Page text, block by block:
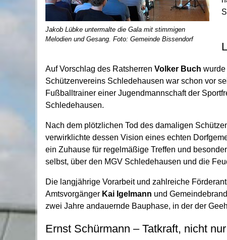
Jakob Lübke untermalte die Gala mit stimmigen
Melodien und Gesang. Foto: Gemeinde Bissendorf
Auf Vorschlag des Ratsherren Volker Buch wurde
Schützenvereins Schledehausen war schon vor
Fußballtrainer einer Jugendmannschaft der
Schledehausen.
Nach dem plötzlichen Tod des damaligen
verwirklichte dessen Vision eines echten
ein Zuhause für regelmäßige Treffen und
selbst, über den MGV Schledehausen und die
Die langjährige Vorarbeit und zahlreiche
Amtsvorgänger Kai Igelmann und
zwei Jahre andauernde Bauphase, in der der
Ernst Schürmann – Tatkraft, nicht